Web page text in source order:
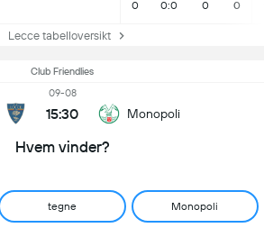
0 0:0 0 0
Lecce tabelloversikt
Club Friendlies
09-08
15:30 Monopoli
Hvem vinder?
tegne Monopoli